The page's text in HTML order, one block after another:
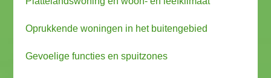
Oprukkende woningen in het buitengebied
Gevoelige functies en spuitzones